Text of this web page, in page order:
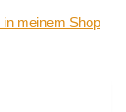
meinem Shop